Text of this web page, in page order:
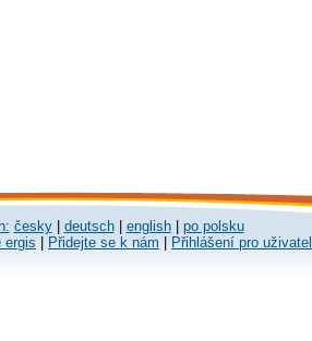
česky| deutsch| english| po polsku
ergis Přidejte se k nám Přihlášení pro